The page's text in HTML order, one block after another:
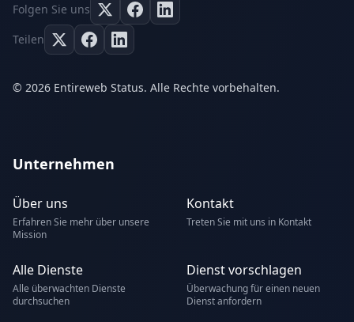
Folgen Sie uns
Teilen
© 2026 Entireweb Status. Alle Rechte vorbehalten.
Unternehmen
Über uns
Erfahren Sie mehr über unsere
Mission
Kontakt
Treten Sie mit uns in Kontakt
Alle Dienste
Alle überwachten Dienste
durchsuchen
Dienst vorschlagen
Überwachung für einen neuen
Dienst anfordern